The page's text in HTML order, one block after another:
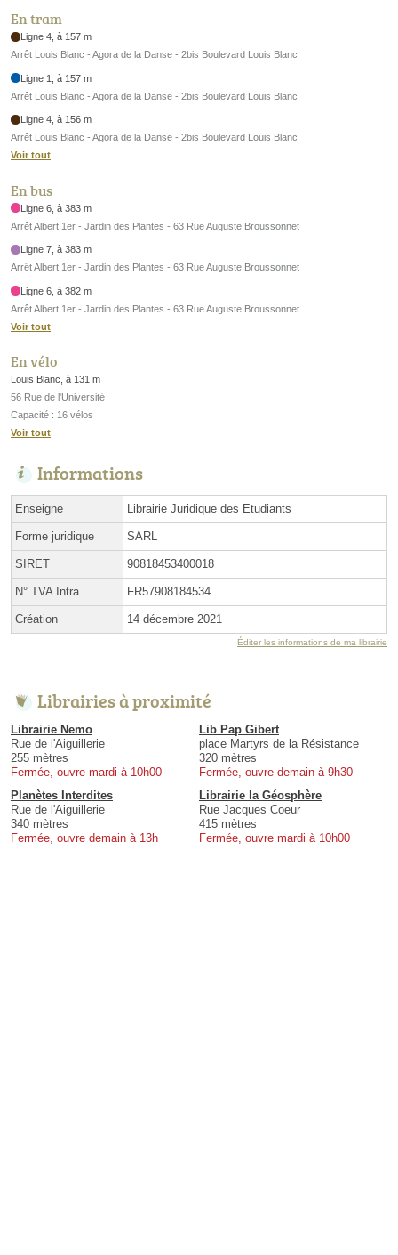
En tram
Ligne 4, à 157 m
Arrêt Louis Blanc - Agora de la Danse - 2bis Boulevard Louis Blanc
Ligne 1, à 157 m
Arrêt Louis Blanc - Agora de la Danse - 2bis Boulevard Louis Blanc
Ligne 4, à 156 m
Arrêt Louis Blanc - Agora de la Danse - 2bis Boulevard Louis Blanc
Voir tout
En bus
Ligne 6, à 383 m
Arrêt Albert 1er - Jardin des Plantes - 63 Rue Auguste Broussonnet
Ligne 7, à 383 m
Arrêt Albert 1er - Jardin des Plantes - 63 Rue Auguste Broussonnet
Ligne 6, à 382 m
Arrêt Albert 1er - Jardin des Plantes - 63 Rue Auguste Broussonnet
Voir tout
En vélo
Louis Blanc, à 131 m
56 Rue de l'Université
Capacité : 16 vélos
Voir tout
Informations
Enseigne Librairie Juridique des Etudiants
Forme juridique SARL
SIRET 90818453400018
N° TVA Intra. FR57908184534
Création 14 décembre 2021
Éditer les informations de ma librairie
Librairies à proximité
Librairie Nemo
Rue de l'Aiguillerie
255 mètres
Fermée, ouvre mardi à 10h00
Lib Pap Gibert
place Martyrs de la Résistance
320 mètres
Fermée, ouvre demain à 9h30
Planètes Interdites
Rue de l'Aiguillerie
340 mètres
Fermée, ouvre demain à 13h
Librairie la Géosphère
Rue Jacques Coeur
415 mètres
Fermée, ouvre mardi à 10h00